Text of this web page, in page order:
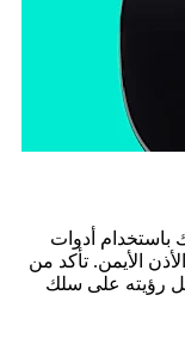
أدوات
الأيمن. تأكد من
رؤيته على سلك